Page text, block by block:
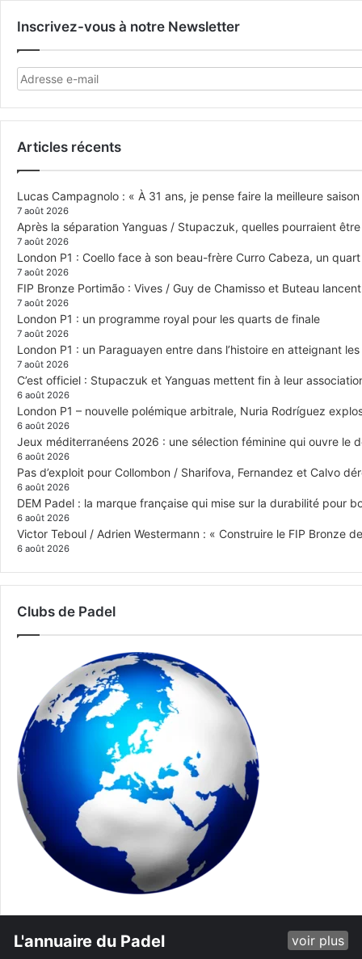
Inscrivez-vous à notre Newsletter
Articles récents
Lucas Campagnolo : « À 31 ans, je pense faire la meilleure
7 août 2026
Après la séparation Yanguas / Stupaczuk, quelles pourraient
7 août 2026
London P1 : Coello face à son beau-frère Curro Cabeza, un
7 août 2026
FIP Bronze Portimão : Vives / Guy de Chamisso et Buteau
7 août 2026
London P1 : un programme royal pour les quarts de finale
7 août 2026
London P1 : un Paraguayen entre dans l’histoire en atteignant
7 août 2026
C’est officiel : Stupaczuk et Yanguas mettent fin à leur
6 août 2026
London P1 – nouvelle polémique arbitrale, Nuria Rodríguez
6 août 2026
Jeux méditerranéens 2026 : une sélection féminine qui ouvre le
6 août 2026
Pas d’exploit pour Collombon / Sharifova, Fernandez et Calvo
6 août 2026
DEM Padel : la marque française qui mise sur la durabilité pour
6 août 2026
Victor Teboul / Adrien Westermann : « Construire le FIP Bronze
6 août 2026
Clubs de Padel
L'annuaire du Padel voir plus